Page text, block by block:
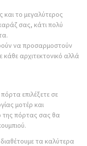
και το μεγαλύτερος
σας, κάτι πολύ
να προσαρμοστούν
κάθε αρχιτεκτονικό αλλά
επιλέξετε σε
μοτέρ και
της πόρτας σας θα
τα καλύτερα